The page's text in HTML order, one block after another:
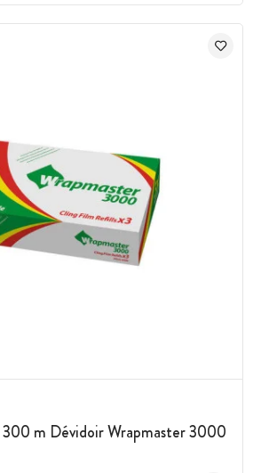
m Dévidoir Wrapmaster 3000